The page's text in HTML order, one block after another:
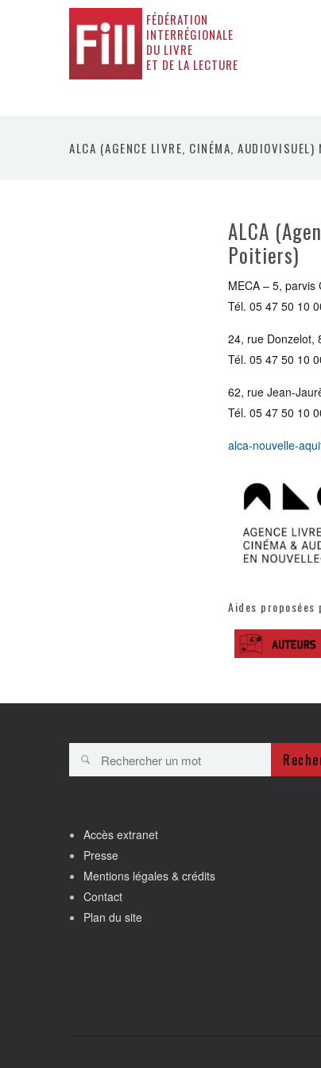
FÉDÉRATION
INTERRÉGIONALE
DU LIVRE
ET DE LA LECTURE
ALCA (AGENCE LIVRE, CINÉMA,
ALCA
Poitiers)
MECA – 5, parvis
Tél. 05 47 50 10
24, rue Donzelot,
Tél. 05 47 50 10
62, rue Jean-
Tél. 05 47 50 10
alca-nouvelle-
Aides proposées
Accès extranet
Presse
Mentions légales & crédits
Contact
Plan du site